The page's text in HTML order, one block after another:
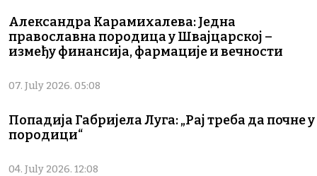
Александра Карамихалева: Једна
православна породица у Швајцарској –
између финансија, фармације и вечности
07. July 2026. 05:08
Попадија Габријела Луга: „Рај треба да почне у
породици“
04. July 2026. 12:08